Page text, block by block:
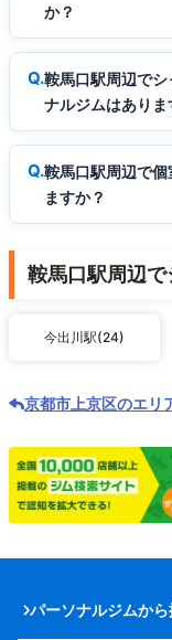
か？
鞍馬口駅周辺で
ナルジムはありま
鞍馬口駅周辺で
ますか？
鞍馬口駅周辺
今出川駅(24)
京都市上京区のエリ
パーソナルジムか